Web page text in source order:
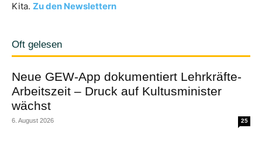
Kita. Zu den Newslettern
Oft gelesen
Neue GEW-App dokumentiert Lehrkräfte-
Arbeitszeit – Druck auf Kultusminister
wächst
6. August 2026 25